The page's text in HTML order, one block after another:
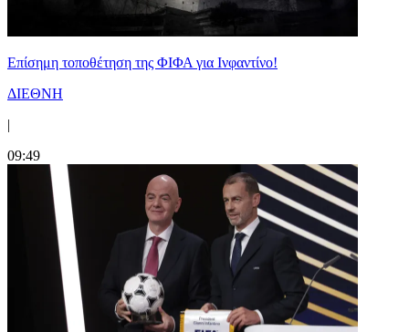
Επίσημη τοποθέτηση της ΦΙΦΑ για Ινφαντίνο!
ΔΙΕΘΝΗ
|
09:49